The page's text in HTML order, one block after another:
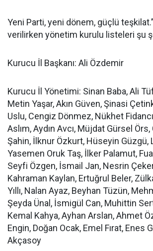
Yeni Parti, yeni dönem, güçlü
verilirken yönetim kurulu listeleri şu
Kurucu İl Başkanı: Ali Özdemir
Kurucu İl Yönetimi: Sinan Baba, Ali
Metin Yaşar, Akın Güven, Şinasi
Uslu, Cengiz Dönmez, Nükhet
Aslım, Aydın Avcı, Müjdat Gürsel Örs,
Şahin, İlknur Özkurt, Hüseyin Güzgü,
Yasemen Oruk Taş, İlker Palamut,
Seyfi Özgen, İsmail Jan, Nesrin
Kahraman Kaylan, Ertuğrul Beler,
Yıllı, Nalan Ayaz, Beyhan Tüzün,
Şeyda Ünal, İsmigül Can, Muhittin
Kemal Kahya, Ayhan Arslan, Ahmet
Engin, Doğan Ocak, Emel Fırat, Enes
Akçasoy